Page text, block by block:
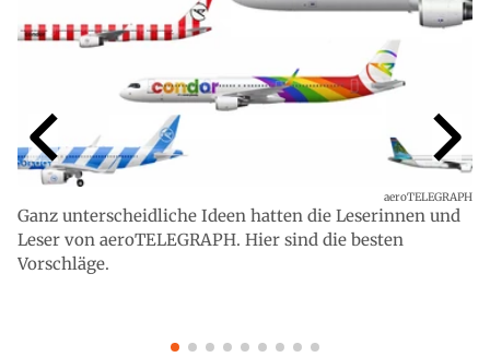
Ganz unterscheidliche Ideen hatten die Leserinnen und
Leser von aeroTELEGRAPH. Hier sind die besten
Vorschläge.
aeroTELEGRAPH